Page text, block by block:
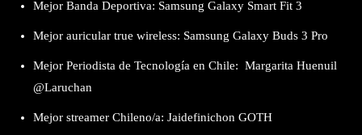
Mejor Banda Deportiva: Samsung Galaxy Smart Fit 3
Mejor auricular true wireless: Samsung Galaxy Buds 3 Pro
Mejor Periodista de Tecnología en Chile: Margarita Huenuil
@Laruchan
Mejor streamer Chileno/a: Jaidefinichon GOTH